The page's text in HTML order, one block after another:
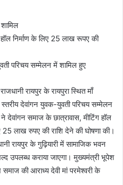
रायपुर के रायपुरा स्थित माँ
देवांगन युवक-युवती परिचय सम्मेलन
समाज के छात्रावास, मीटिंग हॉल
लाख रुपए की राशि देने की घोषणा की।
रायपुर के गुढ़ियारी में सामाजिक भवन
उपलब्ध कराया जाएगा। मुख्यमंत्री भूपेश
की आराध्य देवी मां परमेश्वरी के